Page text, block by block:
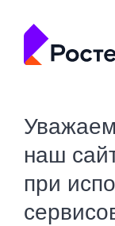
наш
при